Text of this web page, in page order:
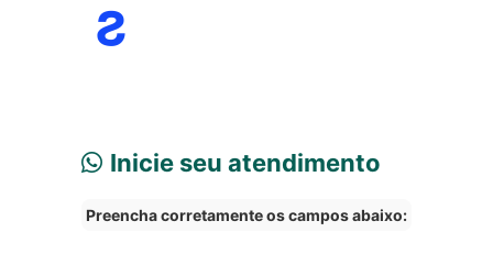
Inicie seu atendimento
Preencha corretamente os campos abaixo: